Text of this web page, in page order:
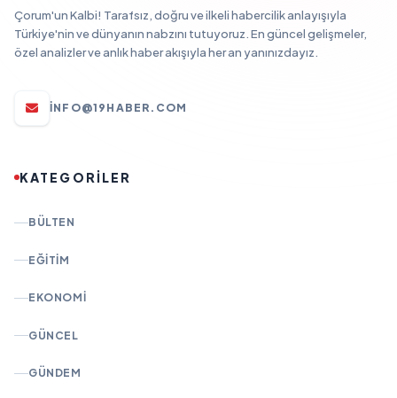
Çorum'un Kalbi! Tarafsız, doğru ve ilkeli habercilik anlayışıyla
Türkiye'nin ve dünyanın nabzını tutuyoruz. En güncel gelişmeler,
özel analizler ve anlık haber akışıyla her an yanınızdayız.
INFO@19HABER.COM
KATEGORİLER
BÜLTEN
EĞITIM
EKONOMI
GÜNCEL
GÜNDEM